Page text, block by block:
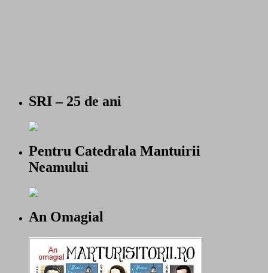
SRI – 25 de ani
Pentru Catedrala Mantuirii
Neamului
An Omagial